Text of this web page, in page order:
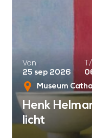
Van
25 sep 2026
Museum
Henk
licht